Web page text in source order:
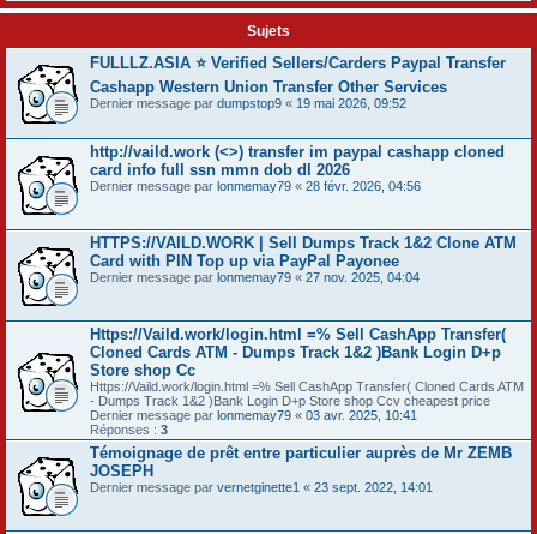
Sujets
FULLLZ.ASIA ⭐️ Verified Sellers/Carders Paypal Transfer
Cashapp Western Union Transfer Other Services
Dernier message par dumpstop9 « 19 mai 2026, 09:52
http://vaild.work (<>) transfer im paypal cashapp cloned
card info full ssn mmn dob dl 2026
Dernier message par lonmemay79 « 28 févr. 2026, 04:56
HTTPS://VAILD.WORK | Sell Dumps Track 1&2 Clone ATM
Card with PIN Top up via PayPal Payonee
Dernier message par lonmemay79 « 27 nov. 2025, 04:04
Https://Vaild.work/login.html =% Sell CashApp Transfer(
Cloned Cards ATM - Dumps Track 1&2 )Bank Login D+p
Store shop Cc
Https://Vaild.work/login.html =% Sell CashApp Transfer( Cloned Cards ATM
- Dumps Track 1&2 )Bank Login D+p Store shop Ccv cheapest price
Dernier message par lonmemay79 « 03 avr. 2025, 10:41
Réponses : 3
Témoignage de prêt entre particulier auprès de Mr ZEMB
JOSEPH
Dernier message par vernetginette1 « 23 sept. 2022, 14:01